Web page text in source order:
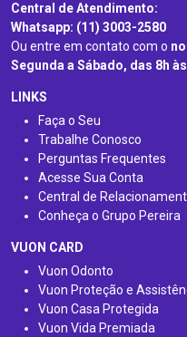
Central de Atendimento:
Whatsapp: (11) 3003-2580
Ou entre em contato com o
Segunda a Sábado, das 8h
LINKS
Faça o Seu
Trabalhe Conosco
Perguntas Frequentes
Acesse Sua Conta
Central de
Conheça o Grupo Pereira
VUON CARD
Vuon Odonto
Vuon Proteção e
Vuon Casa Protegida
Vuon Vida Premiada